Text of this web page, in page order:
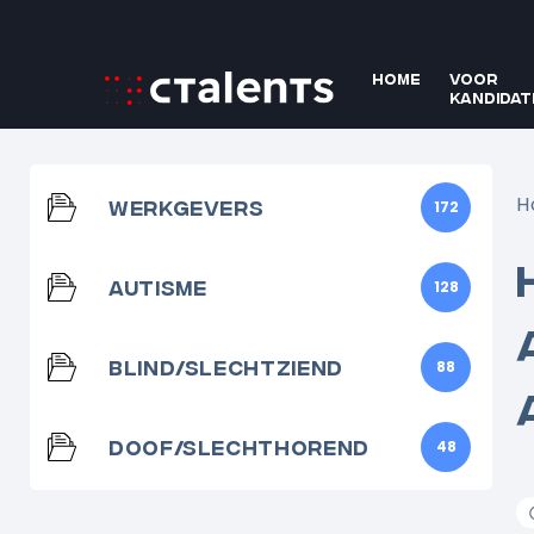
Home
Voor
Werkgevers 172
Autisme 128
Blind/Slechtziend 88
Doof/Slechthorend 48